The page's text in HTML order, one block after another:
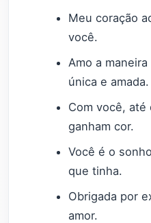
Meu coração
você.
Amo a
única e amada.
Com você,
ganham cor.
Você é o
que tinha.
Obrigada por
amor.